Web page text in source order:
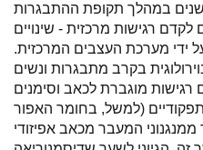
במהלך תקופת ההתבגרות
לקדם רגישות מרכזית - שינויים
ידי מערכת העצבים המרכזית.
בקרב מתבגרות ונשים
רגישות מוגברת לכאב וסימנים
(למשל, בחומר האפור
המעבר מכאב אפיזודי